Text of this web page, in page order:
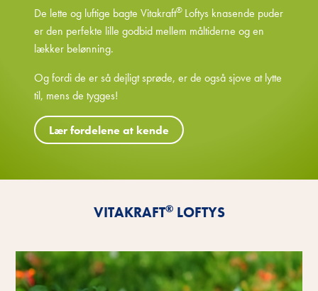
De lette og luftige bagte Vitakraft® Loftys knasende puder
er den perfekte lille godbid mellem måltiderne og en
lækker belønning.
Og fordi de er så dejligt sprøde, er de også sjove at lytte
til, mens de tygges!
Lær fordelene at kende
VITAKRAFT®LOFTYS